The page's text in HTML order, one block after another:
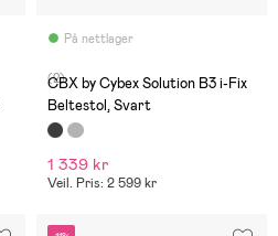
På nettlager
(2)
CBX by Cybex Solution B3 i-Fix
Beltestol, Svart
1 339 kr
Veil. Pris: 2 599 kr